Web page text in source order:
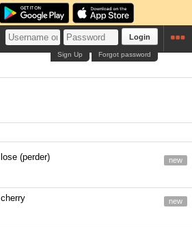
Login
Forgot password
Sign Up
lose (perder) new
cherry new